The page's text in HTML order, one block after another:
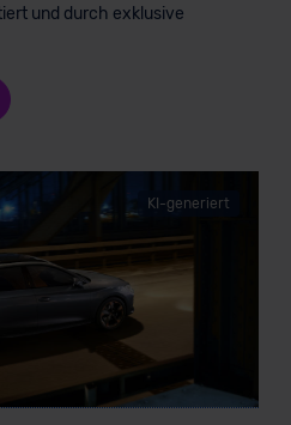
und durch exklusive
KI-generiert